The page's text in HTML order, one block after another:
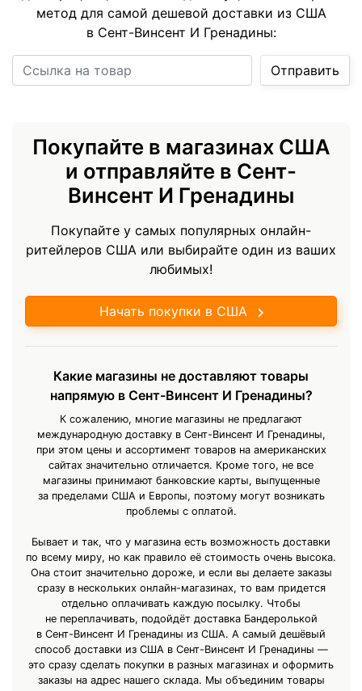
метод для самой дешевой доставки из США
в Сент-Винсент И Гренадины:
Отправить
Покупайте в магазинах США
и отправляйте в Сент-
Винсент И Гренадины
Покупайте у самых популярных онлайн-
ритейлеров США или выбирайте один из ваших
любимых!
Начать покупки в США
Какие магазины не доставляют товары
напрямую в Сент-Винсент И Гренадины?
К сожалению, многие магазины не предлагают
международную доставку в Сент-Винсент И Гренадины,
при этом цены и ассортимент товаров на американских
сайтах значительно отличается. Кроме того, не все
магазины принимают банковские карты, выпущенные
за пределами США и Европы, поэтому могут возникать
проблемы с оплатой.
Бывает и так, что у магазина есть возможность доставки
по всему миру, но как правило её стоимость очень высока.
Она стоит значительно дороже, и если вы делаете заказы
сразу в нескольких онлайн-магазинах, то вам придется
отдельно оплачивать каждую посылку. Чтобы
не переплачивать, подойдёт доставка Бандеролькой
в Сент-Винсент И Гренадины из США. А самый дешёвый
способ доставки из США в Сент-Винсент И Гренадины —
это сразу сделать покупки в разных магазинах и оформить
заказы на адрес нашего склада. Мы объединим товары